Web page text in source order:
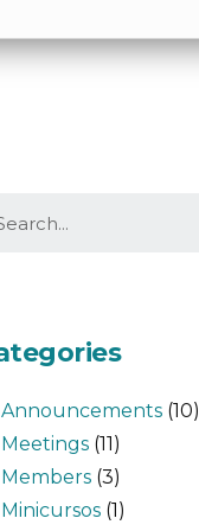
Announcements(10)
Meetings(11)
Members(3)
Minicursos(1)